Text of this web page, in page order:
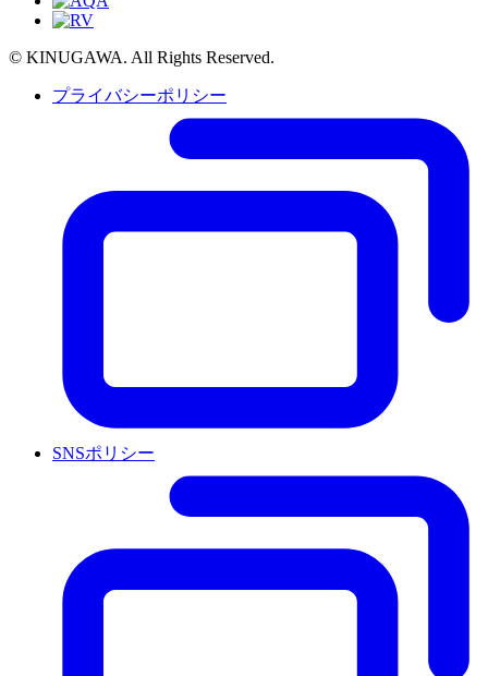
© KINUGAWA. All Rights Reserved.
プライバシーポリシー
SNSポリシー